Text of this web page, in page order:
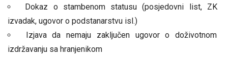
Dokaz o stambenom statusu (posjedovni list, ZK
izvadak, ugovor o podstanarstvu isl.)
Izjava da nemaju zaključen ugovor o doživotnom
izdržavanju sa hranjenikom